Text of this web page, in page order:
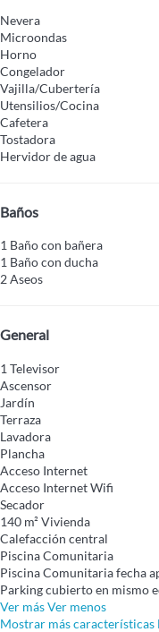
Nevera
Microondas
Horno
Congelador
Vajilla/Cubertería
Utensilios/Cocina
Cafetera
Tostadora
Hervidor de agua
Baños
1 Baño con bañera
1 Baño con ducha
2 Aseos
General
1 Televisor
Ascensor
Jardín
Terraza
Lavadora
Plancha
Acceso Internet
Acceso InternetWifi
Secador
140 m² Vivienda
Calefacción central
Piscina Comunitaria
Piscina Comunitariafecha
Parking cubierto en mismo
Ver másVer menos
Mostrar más características